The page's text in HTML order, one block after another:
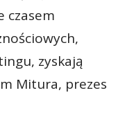
czasem
zyskają
Mitura, prezes